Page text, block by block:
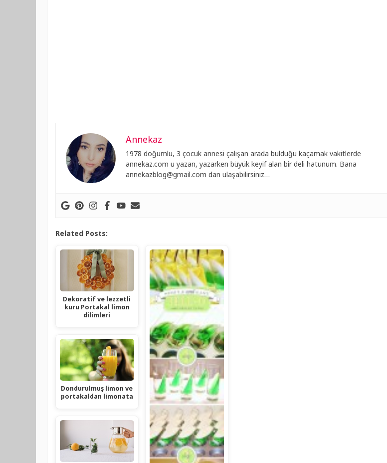
Annekaz
1978 doğumlu, 3 çocuk annesi çalışan arada bulduğu kaçamak vakitlerde
annekaz.com u yazan, yazarken büyük keyif alan bir deli hatunum. Bana
annekazblog@gmail.com dan ulaşabilirsiniz…
Related Posts:
Dekoratif ve lezzetli
kuru Portakal limon
dilimleri
Dondurulmuş limon ve
portakaldan limonata